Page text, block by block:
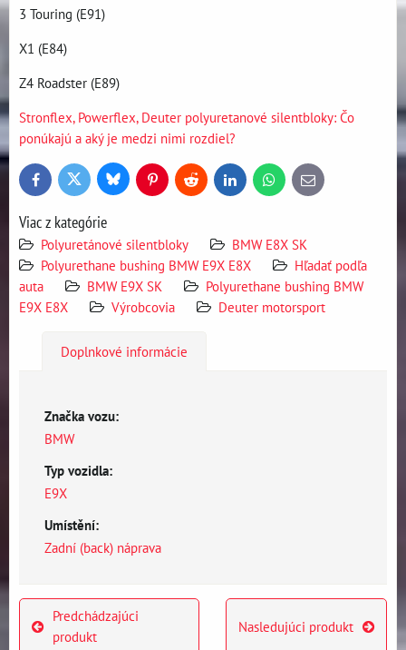
3 Touring (E91)
X1 (E84)
Z4 Roadster (E89)
Stronflex, Powerflex, Deuter polyuretanové silentbloky: Čo
ponúkajú a aký je medzi nimi rozdiel?
FacebookTwitter BlueskyPinterestReddit LinkedInWhatsApp
E-
mail
Viac z kategórie
Polyuretánové silentbloky
BMW E8X SK
Polyurethane bushing BMW E9X E8X
Hľadať podľa
auta
BMW E9X SK
Polyurethane bushing BMW
E9X E8X
Výrobcovia Deuter motorsport
Doplnkové informácie
Značka vozu:
BMW
Typ vozidla:
E9X
Umístění:
Zadní (back) náprava
Predchádzajúci
produkt
Nasledujúci produkt